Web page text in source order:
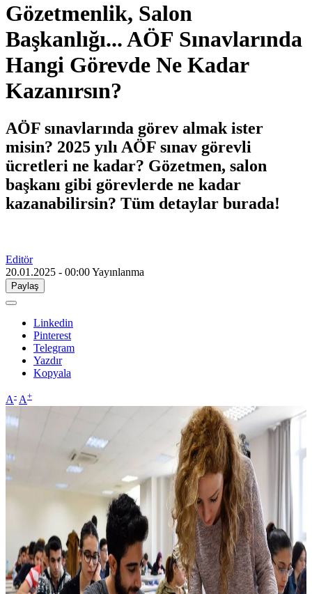
Gözetmenlik, Salon
Başkanlığı... AÖF Sınavlarında
Hangi Görevde Ne Kadar
Kazanırsın?
AÖF sınavlarında görev almak ister
misin? 2025 yılı AÖF sınav görevli
ücretleri ne kadar? Gözetmen, salon
başkanı gibi görevlerde ne kadar
kazanabilirsin? Tüm detaylar burada!
Editör
20.01.2025 - 00:00Yayınlanma
Paylaş
Linkedin
Pinterest
Telegram
Yazdır
Kopyala
A- A+